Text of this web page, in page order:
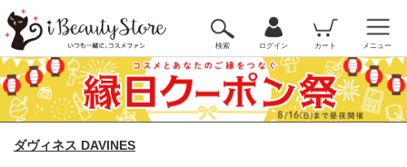
検索 ログイン カート メニュー
ダヴィネス DAVINES